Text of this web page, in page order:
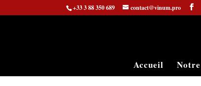
+33 3 88 350 689 contact@vinum.pro
Accueil